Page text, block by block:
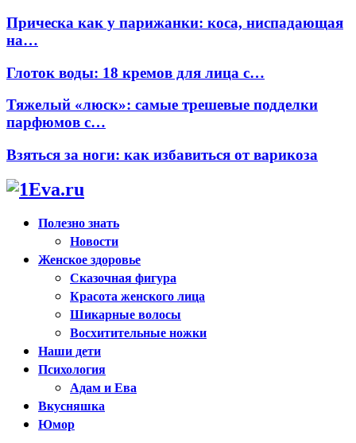
Прическа как у парижанки: коса, ниспадающая
на…
Глоток воды: 18 кремов для лица с…
Тяжелый «люск»: самые трешевые подделки
парфюмов с…
Взяться за ноги: как избавиться от варикоза
Полезно знать
Новости
Женское здоровье
Сказочная фигура
Красота женского лица
Шикарные волосы
Восхитительные ножки
Наши дети
Психология
Адам и Ева
Вкусняшка
Юмор